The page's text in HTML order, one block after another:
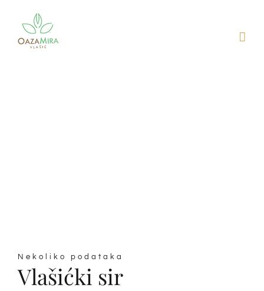
content
Nekoliko podataka
Vlašićki sir